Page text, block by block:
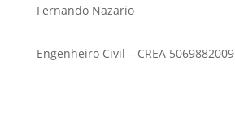
Fernando Nazario
Engenheiro Civil – CREA 5069882009